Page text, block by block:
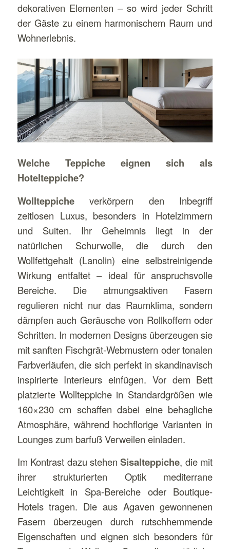
dekorativen Elementen – so wird jeder Schritt
der Gäste zu einem harmonischem Raum und
Wohnerlebnis.
Welche Teppiche eignen sich als
Hotelteppiche?
Wollteppicheverkörpern den Inbegriff
zeitlosen Luxus, besonders in Hotelzimmern
und Suiten. Ihr Geheimnis liegt in der
natürlichen Schurwolle, die durch den
Wollfettgehalt (Lanolin) eine selbstreinigende
Wirkung entfaltet – ideal für anspruchsvolle
Bereiche. Die atmungsaktiven Fasern
regulieren nicht nur das Raumklima, sondern
dämpfen auch Geräusche von Rollkoffern oder
Schritten. In modernen Designs überzeugen sie
mit sanften Fischgrät-Webmustern oder tonalen
Farbverläufen, die sich perfekt in skandinavisch
inspirierte Interieurs einfügen. Vor dem Bett
platzierte Wollteppiche in Standardgrößen wie
160×230 cm schaffen dabei eine behagliche
Atmosphäre, während hochflorige Varianten in
Lounges zum barfuß Verweilen einladen.
Im Kontrast dazu stehenSisalteppiche, die mit
ihrer strukturierten Optik mediterrane
Leichtigkeit in Spa-Bereiche oder Boutique-
Hotels tragen. Die aus Agaven gewonnenen
Fasern überzeugen durch rutschhemmende
Eigenschaften und eignen sich besonders für